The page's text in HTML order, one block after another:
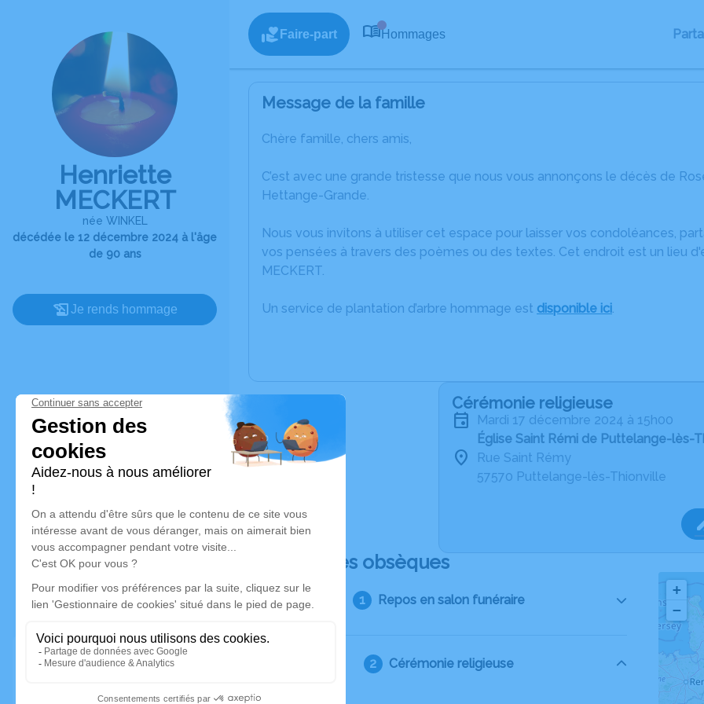
Henriette
MECKERT
née WINKEL
décédée le 12 décembre 2024 à l'âge
de 90 ans
Je rends hommage
Faire-part Hommages
Message de la famille
Chère famille, chers amis,
C’est avec une grande tristesse que nous vous annonçons le décès de
Hettange-Grande.
Nous vous invitons à utiliser cet espace pour laisser vos condoléances,
vos pensées à travers des poèmes ou des textes. Cet endroit est un lieu
MECKERT.
Un service de plantation d’arbre hommage est disponible ici.
Cérémonie religieuse
mardi 17 décembre 2024 à 15h00
Église Saint Rémi de Puttelange-lès-
Rue Saint Rémy
57570 Puttelange-lès-Thionville
Déroulé des obsèques
Repos en salon funéraire
Cérémonie religieuse
+
−